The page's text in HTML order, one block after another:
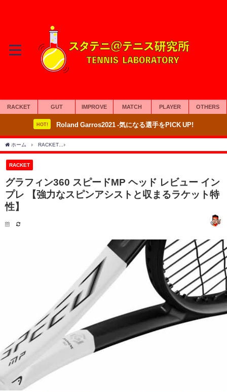
RACKET GUT IMPROVE MATCH PLAYER OTHERS
HOT! Roland Garros2021 -気になる選手をPICK UP!
ホーム RACKET
RACKET
グラフィン360 スピードMP ヘッド レビュー イン
プレ 【強力なスピンアシストと収まるラケット特
性】